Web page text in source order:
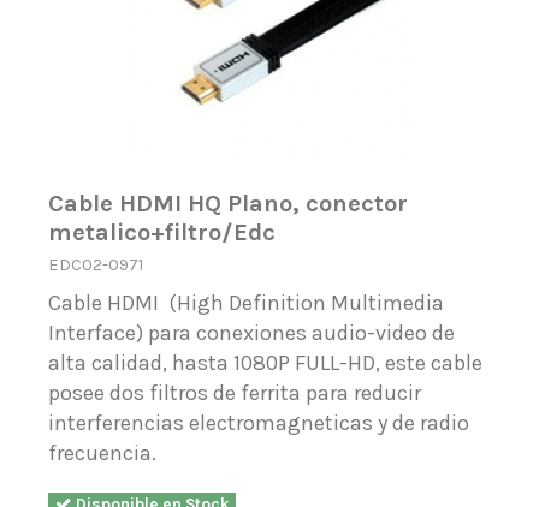
Cable HDMI HQ Plano, conector
metalico+filtro/Edc
EDC02-0971
Cable HDMI (High Definition Multimedia
Interface) para conexiones audio-video de
alta calidad, hasta 1080P FULL-HD, este cable
posee dos filtros de ferrita para reducir
interferencias electromagneticas y de radio
frecuencia.